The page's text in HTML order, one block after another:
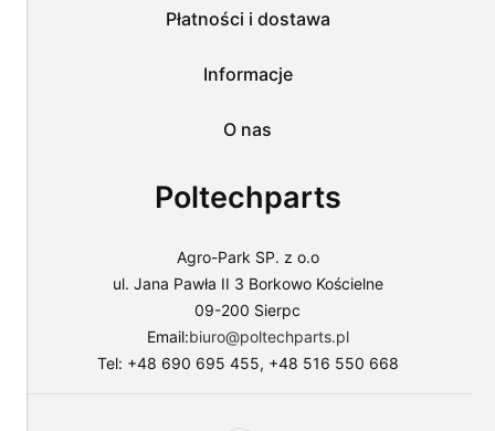
Poltechparts
Agro-Park SP. z o.o
ul. Jana Pawła II 3 Borkowo Kościelne
09-200 Sierpc
Email:biuro@poltechparts.pl
Tel: +48 690 695 455, +48 516 550 668
Płatności i dostawa
Informacje
O nas